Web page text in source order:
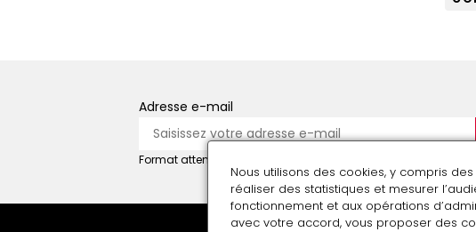
Adresse e-mail
Format attendu : nom@domaine.fr
Nous utilisons des cookies, y compris
réaliser des statistiques et mesurer
fonctionnement et aux opérations
avec votre accord, vous proposer des